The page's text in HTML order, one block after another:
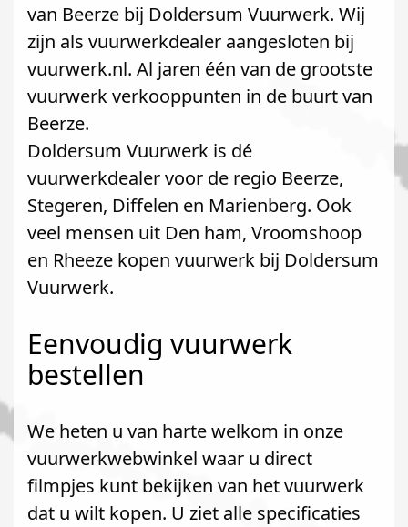
van Beerze bij Doldersum Vuurwerk. Wij
zijn als vuurwerkdealer aangesloten bij
vuurwerk.nl. Al jaren één van de grootste
vuurwerk verkooppunten in de buurt van
Beerze.
Doldersum Vuurwerk is dé
vuurwerkdealer voor de regio Beerze,
Stegeren, Diffelen en Marienberg. Ook
veel mensen uit Den ham, Vroomshoop
en Rheeze kopen vuurwerk bij Doldersum
Vuurwerk.
Eenvoudig vuurwerk
bestellen
We heten u van harte welkom in onze
vuurwerkwebwinkel waar u direct
filmpjes kunt bekijken van het vuurwerk
dat u wilt kopen. U ziet alle specificaties